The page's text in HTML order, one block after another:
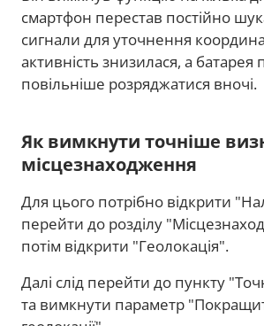
смартфон перестав постійно
сигнали для уточнення
активність знизилася, а батарея
повільніше розряджатися вночі.
Як вимкнути точніше
місцезнаходження
Для цього потрібно відкрити
перейти до розділу
потім відкрити "Геолокація".
Далі слід перейти до пункту
та вимкнути параметр